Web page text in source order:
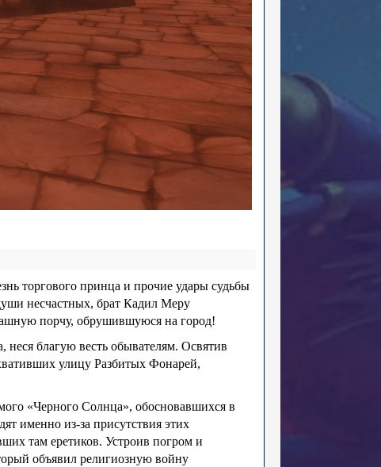
торгового принца и прочие удары судьбы
несчастных, брат Кадил Меру
порчу, обрушившуюся на город!
неся благую весть обывателям. Освятив
улицу Разбитых Фонарей,
«Черного Солнца», обосновавшихся в
именно из-за присутствия этих
там еретиков. Устроив погром и
объявил религиозную войну